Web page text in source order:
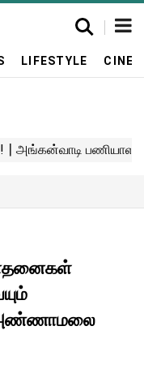
LIFESTYLE
அண்ணாமலை